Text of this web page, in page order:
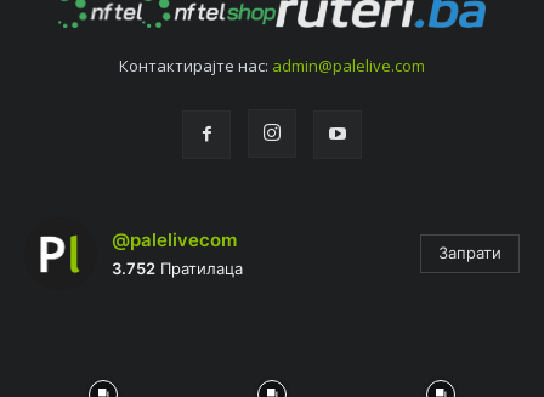
Контактирајтe нас: admin@palelive.com
@palelivecom
3.752 Пратилаца
Запрати